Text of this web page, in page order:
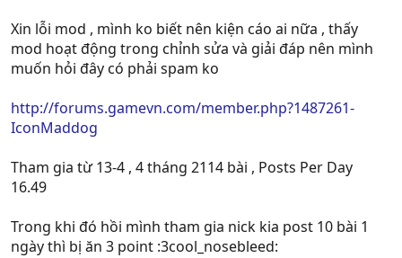
Xin lỗi mod , mình ko biết nên kiện cáo ai nữa , thấy
mod hoạt động trong chỉnh sửa và giải đáp nên mình
muốn hỏi đây có phải spam ko
http://forums.gamevn.com/member.php?1487261-
IconMaddog
Tham gia từ 13-4 , 4 tháng 2114 bài , Posts Per Day
16.49
Trong khi đó hồi mình tham gia nick kia post 10 bài 1
ngày thì bị ăn 3 point :3cool_nosebleed: